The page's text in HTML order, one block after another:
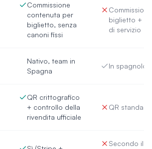
Commissione
contenuta per
biglietto, senza
canoni fissi
biglietto +
di servizio
Nativo, team in
Spagna
In spagnolo
QR crittografico
+ controllo della
rivendita ufficiale
QR standard
Secondo il